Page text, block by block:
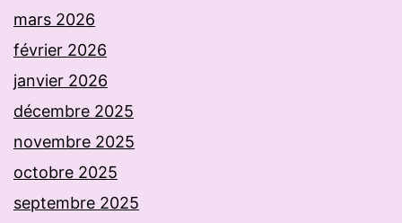
mars 2026
février 2026
janvier 2026
décembre 2025
novembre 2025
octobre 2025
septembre 2025